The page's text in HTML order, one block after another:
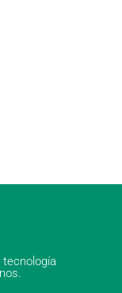
tecnología